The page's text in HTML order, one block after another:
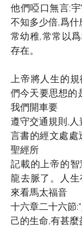
他們啞口無言:
不知多少倍,爲
常幼稚,常常以
存在。
上帝將人生的
們今天要思想的
我們開車要
遵守交通規則,
言書的經文處處
聖經所
記載的上帝的
龍去脈了。人
來看馬太福音
十六章二十六節
己的生命,有甚